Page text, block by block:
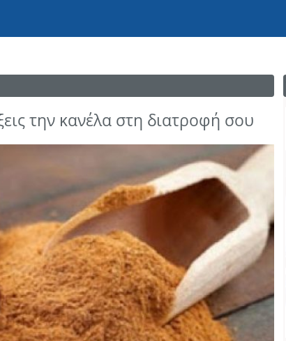
την κανέλα στη διατροφή σου